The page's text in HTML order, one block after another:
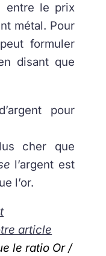
entre le prix
métal. Pour
formuler
disant que
pour
cher que
l’argent est
l’or.
article
le ratio Or /